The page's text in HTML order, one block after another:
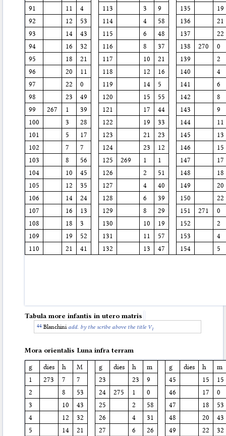
91
11 4 113 3 9 135
19
92
12 53 114 4 58 136
21
93
14 43 115 6 48 137
22
94
16 32 116 8 37 138 270
0
95
18 21 117 10 21 139
2
96
20 11 118 12 16 140
4
97
22 0 119 14 5 141
6
98
23 49 120 15 55 142
8
99
267 1 39 121 17 44 143
9
100
3 28 122 19 33 144
11
101
5 17 123 21 23 145
13
102
7 7 124 23 12 146
15
103
8 56 125 269 1 1 147
17
104
10 45 126 2 51 148
18
105
12 35 127 4 40 149
20
106
14 24 128 6 39 150
22
107
16 13 129 8 29 151 271
0
108
18 3 130 10 19 152
2
109
19 52 131 11 57 153
4
110
21 41 132 13 47 154 5
Tabula more infantis in utero matris
Blanchini add. by the scribe above the title V1
Mora orientalis Luna infra terram
g dies h M g dies h m g dies h
m
1
273 7 7 23 23 9 45 15
15
2
8 53 24 275 1 0 46 17
0
3
10 43 25 2 58 47 18
53
4
12 32 26 4 31 48 20
43
5
14 21 27 6 26 49 22
32